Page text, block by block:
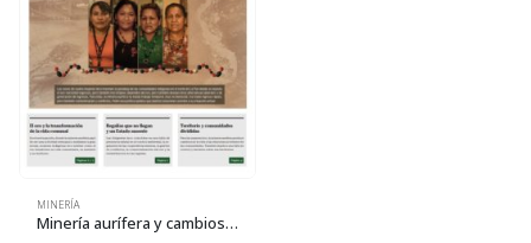
MINERÍA
Minería aurífera y cambios en la vida comunal